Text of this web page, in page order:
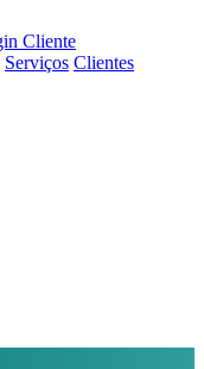
Cliente
Serviços Clientes